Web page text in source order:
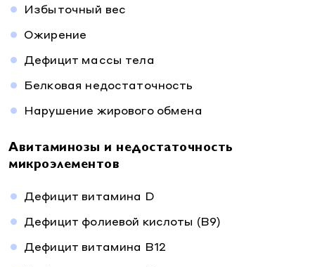
Избыточный вес
Ожирение
Дефицит массы тела
Белковая недостаточность
Нарушение жирового обмена
Авитаминозы и недостаточность
микроэлементов
Дефицит витамина D
Дефицит фолиевой кислоты (В9)
Дефицит витамина B12